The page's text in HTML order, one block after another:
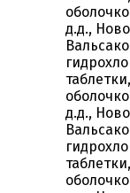
д.д.,
д.д.,